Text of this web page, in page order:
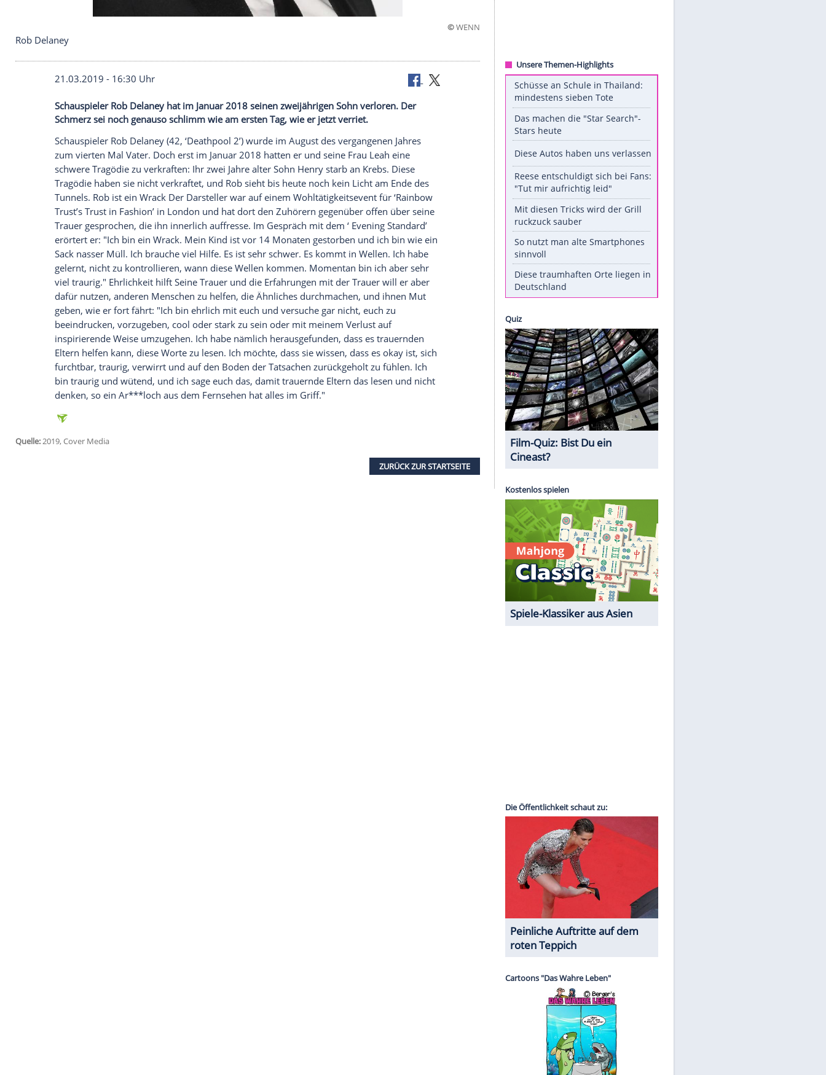
Rob Delaney
21.03.2019 - 16:30 Uhr
Schauspieler Rob Delaney hat im Januar 2018 seinen zweijährigen Sohn verloren. Der
Schmerz sei noch genauso schlimm wie am ersten Tag, wie er jetzt verriet.
SchauspielerRob Delaney(42, ‘Deathpool 2’) wurde im August des vergangenen Jahres
zum vierten Mal Vater. Doch erst im Januar 2018 hatten er und seine Frau Leah eine
schwere Tragödie zu verkraften: Ihr zwei Jahre alter Sohn Henry starb an Krebs. Diese
Tragödie haben sie nicht verkraftet, undRobsieht bis heute noch kein Licht am Ende des
Tunnels.Rob ist ein Wrack Der Darsteller war auf einem Wohltätigkeitsevent für ‘Rainbow
Trust’s Trust inFashion’ inLondonund hat dort den Zuhörern gegenüber offen über seine
Trauer gesprochen, die ihn innerlich auffresse. Im Gespräch mit dem ‘ Evening Standard’
erörtert er: "Ich bin ein Wrack. Mein Kind ist vor 14 Monaten gestorben und ich bin wie ein
Sack nasser Müll. Ich brauche viel Hilfe. Es ist sehr schwer. Es kommt in Wellen. Ich habe
gelernt, nicht zu kontrollieren, wann diese Wellen kommen. Momentan bin ich aber sehr
viel traurig." Ehrlichkeit hilft Seine Trauer und die Erfahrungen mit der Trauer will er aber
dafür nutzen, anderen Menschen zu helfen, die Ähnliches durchmachen, und ihnen Mut
inspirierende Weise umzugehen. Ich habe nämlich herausgefunden, dass es trauernden
Eltern helfen kann, diese Worte zu lesen. Ich möchte, dass sie wissen, dass es okay ist, sich
bin traurig und wütend, und ich sage euch das, damit trauernde Eltern das lesen und nicht
Schüsse an Schule in Thailand:
mindestens sieben Tote
Stars heute
Diese Autos haben uns verlassen
"Tut mir aufrichtig leid"
Mit diesen Tricks wird der Grill
ruckzuck sauber
So nutzt man alte Smartphones
sinnvoll
Quiz
Spiele-Klassiker aus Asien